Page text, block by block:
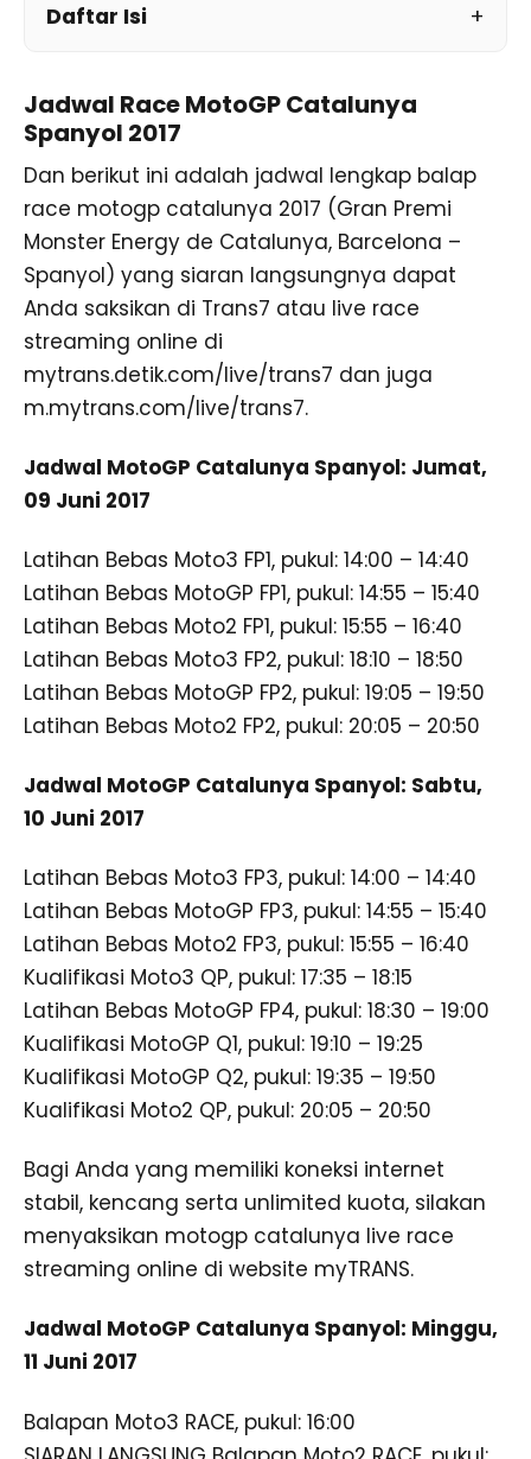
Daftar Isi
Jadwal Race MotoGP Catalunya
Spanyol 2017
Dan berikut ini adalah jadwal lengkap balap
race motogp catalunya 2017 (Gran Premi
Monster Energy de Catalunya, Barcelona –
Spanyol) yang siaran langsungnya dapat
Anda saksikan di Trans7 atau live race
streaming online di
mytrans.detik.com/live/trans7 dan juga
m.mytrans.com/live/trans7.
Jadwal MotoGP Catalunya Spanyol: Jumat,
09 Juni 2017
Latihan Bebas Moto3 FP1, pukul: 14:00 – 14:40
Latihan Bebas MotoGP FP1, pukul: 14:55 – 15:40
Latihan Bebas Moto2 FP1, pukul: 15:55 – 16:40
Latihan Bebas Moto3 FP2, pukul: 18:10 – 18:50
Latihan Bebas MotoGP FP2, pukul: 19:05 – 19:50
Latihan Bebas Moto2 FP2, pukul: 20:05 – 20:50
Jadwal MotoGP Catalunya Spanyol: Sabtu,
10 Juni 2017
Latihan Bebas Moto3 FP3, pukul: 14:00 – 14:40
Latihan Bebas MotoGP FP3, pukul: 14:55 – 15:40
Latihan Bebas Moto2 FP3, pukul: 15:55 – 16:40
Kualifikasi Moto3 QP, pukul: 17:35 – 18:15
Latihan Bebas MotoGP FP4, pukul: 18:30 – 19:00
Kualifikasi MotoGP Q1, pukul: 19:10 – 19:25
Kualifikasi MotoGP Q2, pukul: 19:35 – 19:50
Kualifikasi Moto2 QP, pukul: 20:05 – 20:50
Bagi Anda yang memiliki koneksi internet
stabil, kencang serta unlimited kuota, silakan
menyaksikan motogp catalunya live race
streaming online di website myTRANS.
Jadwal MotoGP Catalunya Spanyol: Minggu,
11 Juni 2017
Balapan Moto3 RACE, pukul: 16:00